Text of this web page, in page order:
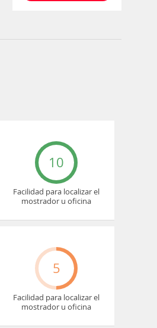
10
Facilidad para localizar el
mostrador u oficina
5
Facilidad para localizar el
mostrador u oficina